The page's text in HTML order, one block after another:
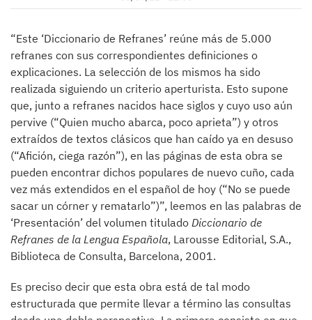
“Este ‘Diccionario de Refranes’ reúne más de 5.000
refranes con sus correspondientes definiciones o
explicaciones. La selección de los mismos ha sido
realizada siguiendo un criterio aperturista. Esto supone
que, junto a refranes nacidos hace siglos y cuyo uso aún
pervive (“Quien mucho abarca, poco aprieta”) y otros
extraídos de textos clásicos que han caído ya en desuso
(“Afición, ciega razón”), en las páginas de esta obra se
pueden encontrar dichos populares de nuevo cuño, cada
vez más extendidos en el español de hoy (“No se puede
sacar un córner y rematarlo”)”, leemos en las palabras de
‘Presentación’ del volumen titulado Diccionario de
Refranes de la Lengua Española, Larousse Editorial, S.A.,
Biblioteca de Consulta, Barcelona, 2001.
Es preciso decir que esta obra está de tal modo
estructurada que permite llevar a término las consultas